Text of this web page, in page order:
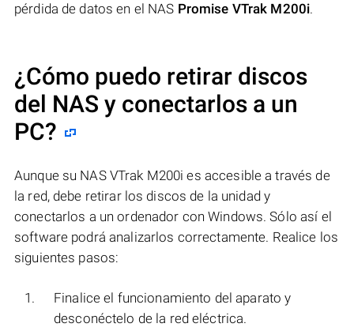
pérdida de datos en el NAS Promise VTrak M200i.
¿Cómo puedo retirar discos
del NAS y conectarlos a un
PC?
Aunque su NAS VTrak M200i es accesible a través de
la red, debe retirar los discos de la unidad y
conectarlos a un ordenador con Windows. Sólo así el
software podrá analizarlos correctamente. Realice los
siguientes pasos:
Finalice el funcionamiento del aparato y
desconéctelo de la red eléctrica.